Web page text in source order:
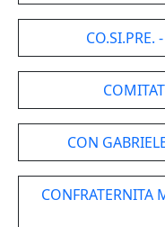
CO.SI.PRE.
CON
CONFRATERNITA